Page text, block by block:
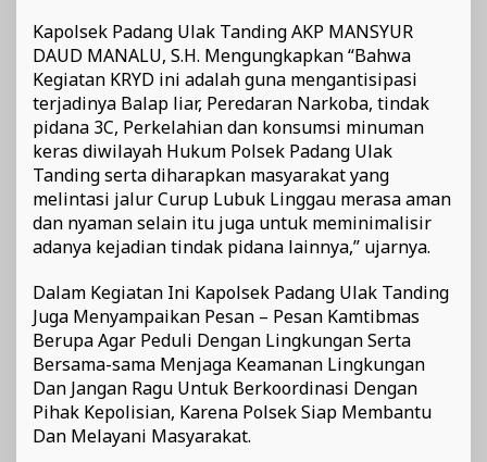
Kapolsek Padang Ulak Tanding AKP MANSYUR
DAUD MANALU, S.H. Mengungkapkan “Bahwa
Kegiatan KRYD ini adalah guna mengantisipasi
terjadinya Balap liar, Peredaran Narkoba, tindak
pidana 3C, Perkelahian dan konsumsi minuman
keras diwilayah Hukum Polsek Padang Ulak
Tanding serta diharapkan masyarakat yang
melintasi jalur Curup Lubuk Linggau merasa aman
dan nyaman selain itu juga untuk meminimalisir
adanya kejadian tindak pidana lainnya,” ujarnya.
Dalam Kegiatan Ini Kapolsek Padang Ulak Tanding
Juga Menyampaikan Pesan – Pesan Kamtibmas
Berupa Agar Peduli Dengan Lingkungan Serta
Bersama-sama Menjaga Keamanan Lingkungan
Dan Jangan Ragu Untuk Berkoordinasi Dengan
Pihak Kepolisian, Karena Polsek Siap Membantu
Dan Melayani Masyarakat.